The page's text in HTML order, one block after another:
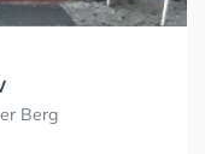
Berg